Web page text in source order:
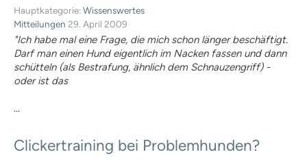
Wissenschaftliches
Trainer
Sonstige Kynologie /
Rassekunde allgemein
„Der Familienhund“Ein Magazin des BHV e.V.
Hauptkategorie: Wissenswertes
Mitteilungen 29. April 2009
"Ich habe mal eine Frage, die mich schon länger beschäftigt.
Darf man einen Hund eigentlich im Nacken fassen und dann
schütteln (als Bestrafung, ähnlich dem Schnauzengriff) -
oder ist das
...
Clickertraining bei Problemhunden?